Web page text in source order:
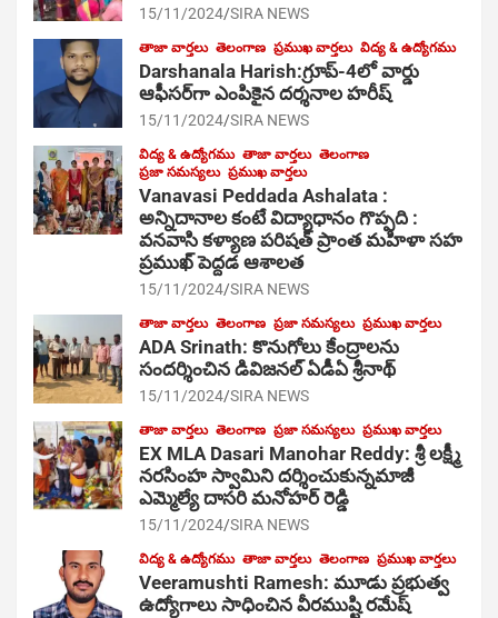
15/11/2024 SIRA NEWS
తాజా వార్తలు తెలంగాణ ప్రముఖ వార్తలు విద్య & ఉద్యోగము
Darshanala Harish:గ్రూప్-4లో వార్డు
ఆఫీసర్‌గా ఎంపికైన దర్శనాల హరీష్
15/11/2024 SIRA NEWS
విద్య & ఉద్యోగము తాజా వార్తలు తెలంగాణ
ప్రజా సమస్యలు ప్రముఖ వార్తలు
Vanavasi Peddada Ashalata :
అన్నిదానాల కంటే విద్యాధానం గొప్పది :
వనవాసి కళ్యాణ పరిషత్ ప్రాంత మహిళా సహ
ప్రముఖ్ పెద్దడ ఆశాలత
15/11/2024 SIRA NEWS
తాజా వార్తలు తెలంగాణ ప్రజా సమస్యలు ప్రముఖ వార్తలు
ADA Srinath: కొనుగోలు కేంద్రాల‌ను
సంద‌ర్శించిన డివిజనల్ ఏడీఏ శ్రీనాథ్
15/11/2024 SIRA NEWS
తాజా వార్తలు తెలంగాణ ప్రజా సమస్యలు ప్రముఖ వార్తలు
EX MLA Dasari Manohar Reddy: శ్రీ లక్ష్మీ
నరసింహ స్వామిని దర్శించుకున్నమాజీ
ఎమ్మెల్యే దాసరి మనోహర్ రెడ్డి
15/11/2024 SIRA NEWS
విద్య & ఉద్యోగము తాజా వార్తలు తెలంగాణ ప్రముఖ వార్తలు
Veeramushti Ramesh: మూడు ప్రభుత్వ
ఉద్యోగాలు సాధించిన వీరముష్టి రమేష్